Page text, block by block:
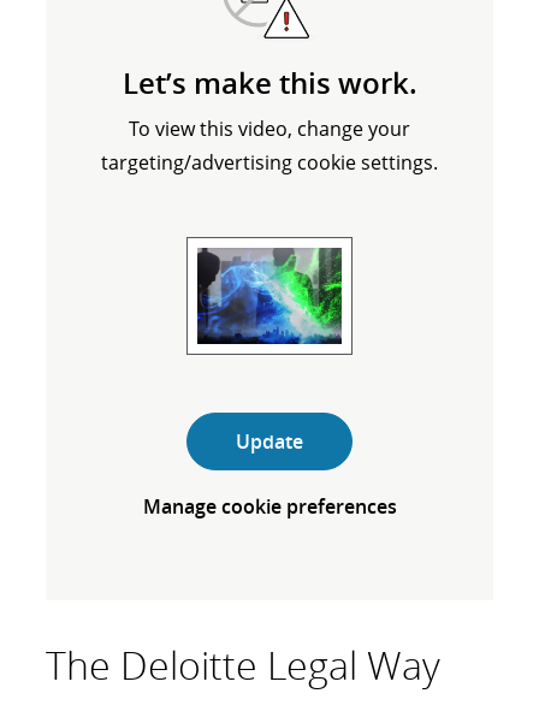
The Deloitte Legal Way
Let’s make this work.
To view this video, change your
targeting/advertising cookie settings.
Update
Manage cookie preferences